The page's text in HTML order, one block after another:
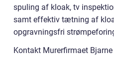
spuling af kloak, tv
samt effektiv tætning af
opgravningsfri
Kontakt Murerfirmaet